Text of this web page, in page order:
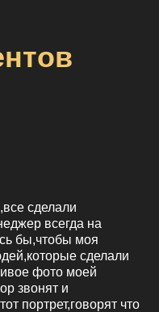
памятник.
на телефон,
до
выполнили в сроки .
: мы съездили в три
одинаково, а в
в 800